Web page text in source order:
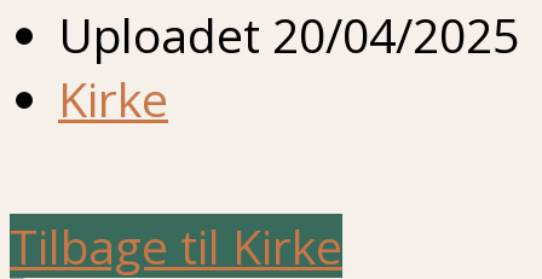
Uploadet 20/04/2025
Kirke
Tilbage til Kirke